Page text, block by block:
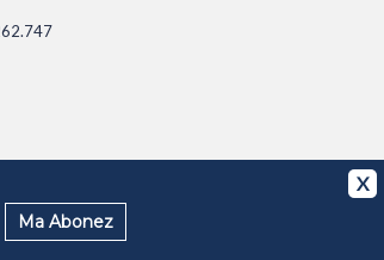
X
Ma Abonez
SUPRAVEGHERE